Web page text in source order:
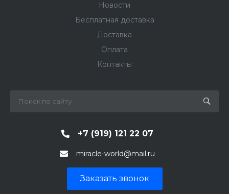
Новости
Бесплатная доставка
Доставка
Оплата
Контакты
+7 (919) 121 22 07
miracle-world@mail.ru
Заказать звонок